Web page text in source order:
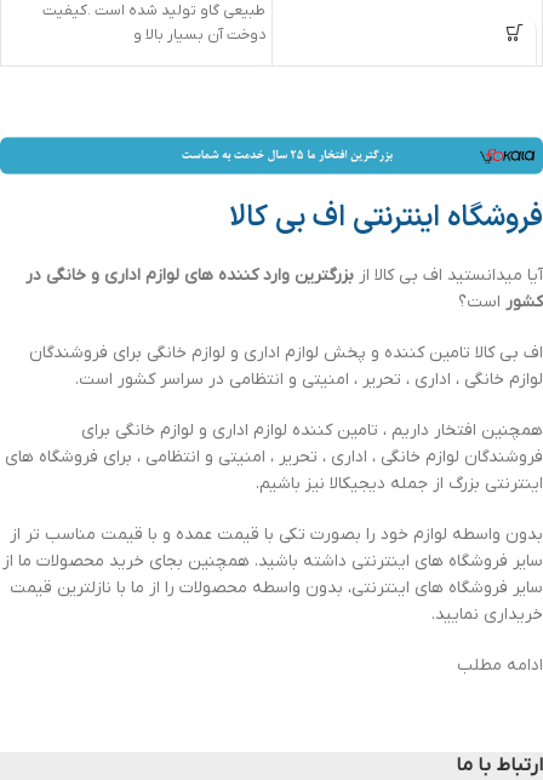
طبیعی گاو تولید شده است .کیفیت
دوخت آن بسیار بالا و
فروشگاه اینترنتی اف بی کالا
آیا میدانستید اف بی کالا از بزرگترین وارد کننده های لوازم اداری و خانگی در
کشور است؟
اف بی کالا تامین کننده و پخش لوازم اداری و لوازم خانگی برای فروشندگان
لوازم خانگی ، اداری ، تحریر ، امنیتی و انتظامی در سراسر کشور است.
همچنین افتخار داریم ، تامین کننده لوازم اداری و لوازم خانگی برای
فروشندگان لوازم خانگی ، اداری ، تحریر ، امنیتی و انتظامی ، برای فروشگاه های
اینترنتی بزرگ از جمله دیجیکالا نیز باشیم.
بدون واسطه لوازم خود را بصورت تکی با قیمت عمده و با قیمت مناسب تر از
سایر فروشگاه های اینترنتی داشته باشید. همچنین بجای خرید محصولات ما از
سایر فروشگاه های اینترنتی، بدون واسطه محصولات را از ما با نازلترین قیمت
خریداری نمایید.
ادامه مطلب
ارتباط با ما